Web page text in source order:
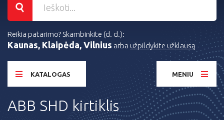
Reikia patarimo? Skambinkite (d. d.):
Kaunas, Klaipėda, Vilnius arba užpildykite užklausą
KATALOGAS MENIU
ABB SHD kirtiklis